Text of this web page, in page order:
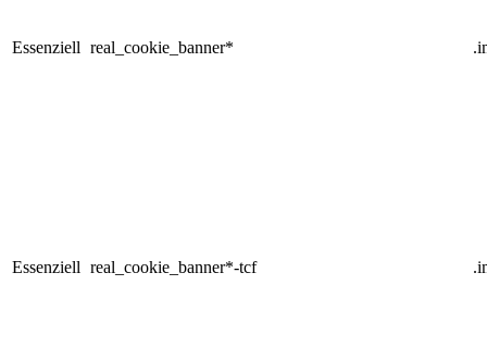
Essenziell real_cookie_banner*
Essenziell real_cookie_banner*-tcf